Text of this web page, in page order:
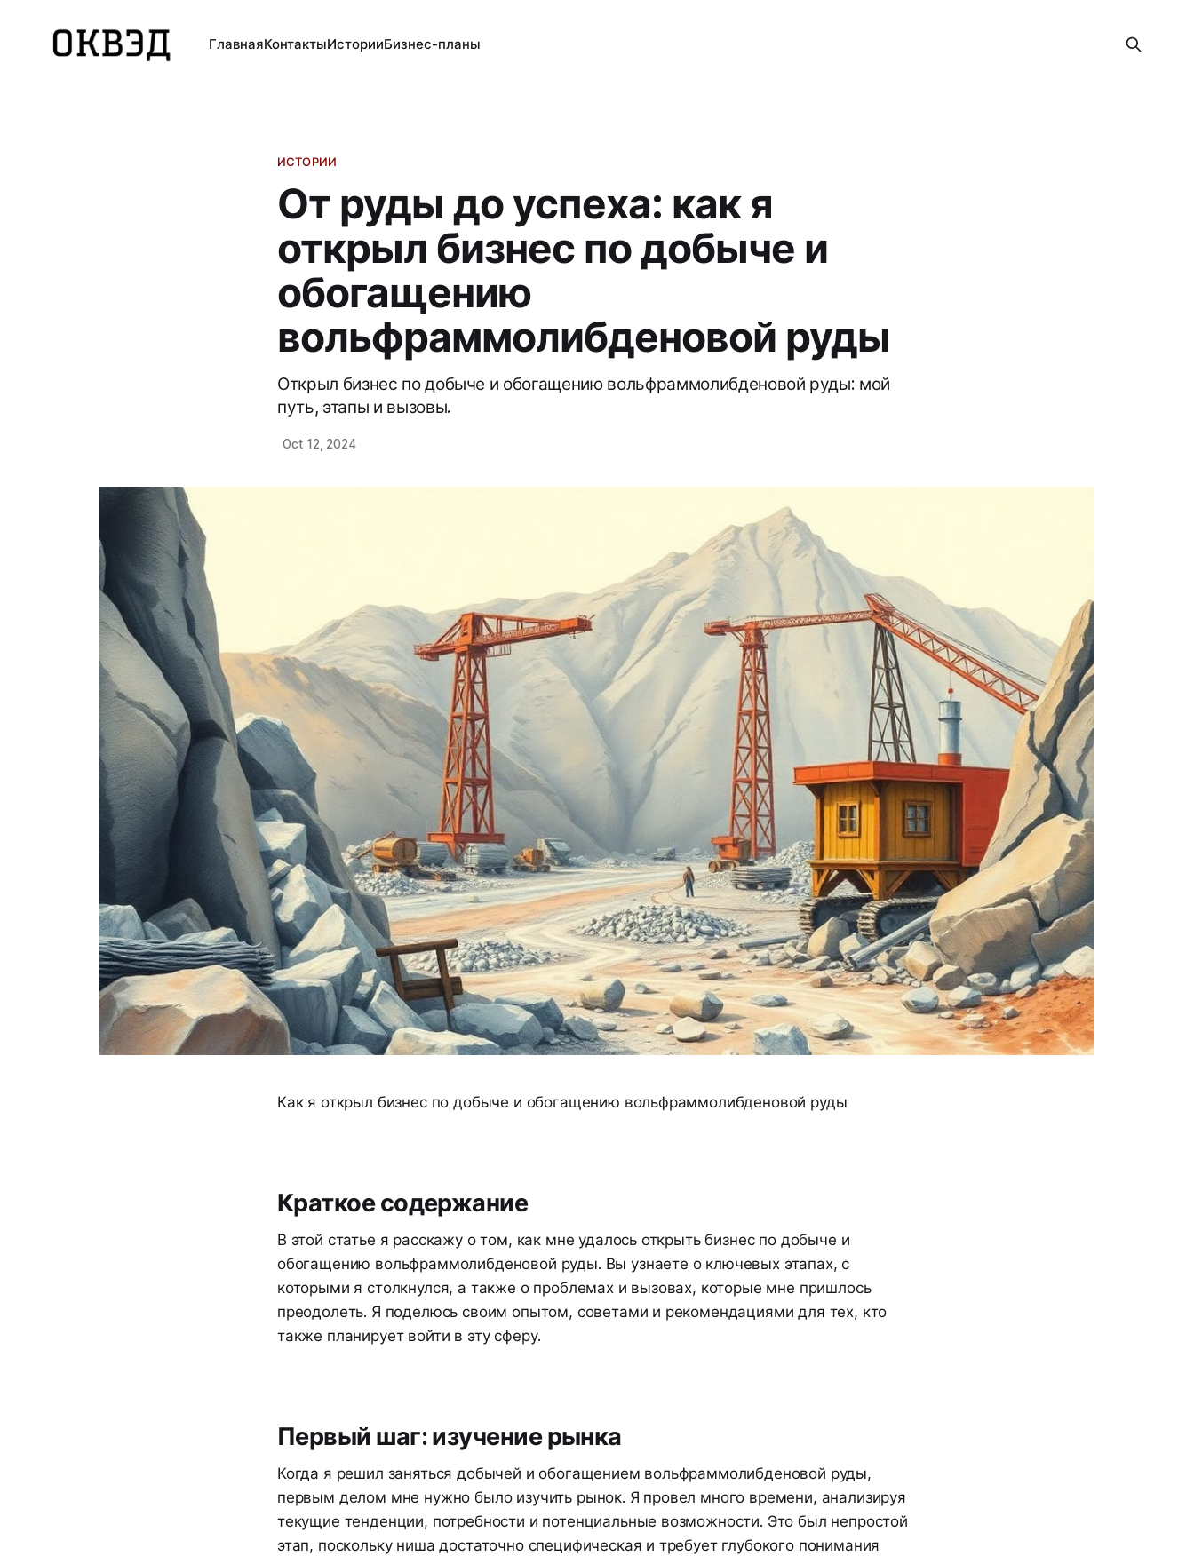
ГлавнаяКонтактыИсторииБизнес-планы
ИСТОРИИ
От руды до успеха: как я
открыл бизнес по добыче и
обогащению
вольфраммолибденовой руды
Открыл бизнес по добыче и обогащению вольфраммолибденовой руды: мой
путь, этапы и вызовы.
Oct 12, 2024
Как я открыл бизнес по добыче и обогащению вольфраммолибденовой руды
Краткое содержание
В этой статье я расскажу о том, как мне удалось открыть бизнес по добыче и
обогащению вольфраммолибденовой руды. Вы узнаете о ключевых этапах, с
которыми я столкнулся, а также о проблемах и вызовах, которые мне пришлось
преодолеть. Я поделюсь своим опытом, советами и рекомендациями для тех, кто
также планирует войти в эту сферу.
Первый шаг: изучение рынка
Когда я решил заняться добычей и обогащением вольфраммолибденовой руды,
первым делом мне нужно было изучить рынок. Я провел много времени, анализируя
текущие тенденции, потребности и потенциальные возможности. Это был непростой
этап, поскольку ниша достаточно специфическая и требует глубокого понимания